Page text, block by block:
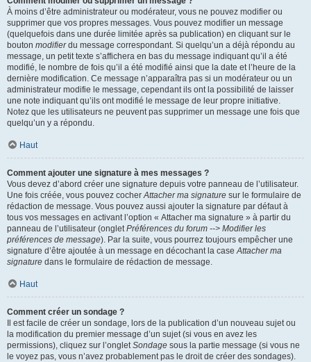
À moins d’être administrateur ou modérateur, vous ne pouvez modifier ou
supprimer que vos propres messages. Vous pouvez modifier un message
(quelquefois dans une durée limitée après sa publication) en cliquant sur le
bouton modifierdu message correspondant. Si quelqu’un a déjà répondu au
message, un petit texte s’affichera en bas du message indiquant qu’il a été
modifié, le nombre de fois qu’il a été modifié ainsi que la date et l’heure de la
dernière modification. Ce message n’apparaîtra pas si un modérateur ou un
administrateur modifie le message, cependant ils ont la possibilité de laisser
une note indiquant qu’ils ont modifié le message de leur propre initiative.
Notez que les utilisateurs ne peuvent pas supprimer un message une fois que
quelqu’un y a répondu.
Haut
Comment ajouter une signature à mes messages ?
Vous devez d’abord créer une signature depuis votre panneau de l’utilisateur.
Une fois créée, vous pouvez cocherAttacher ma signature sur le formulaire de
rédaction de message. Vous pouvez aussi ajouter la signature par défaut à
tous vos messages en activant l’option « Attacher ma signature » à partir du
panneau de l’utilisateur (ongletPréférences du forum --> Modifier les
préférences de message). Par la suite, vous pourrez toujours empêcher une
signature d’être ajoutée à un message en décochant la caseAttacher ma
signature dans le formulaire de rédaction de message.
Haut
Comment créer un sondage ?
Il est facile de créer un sondage, lors de la publication d’un nouveau sujet ou
la modification du premier message d’un sujet (si vous en avez les
permissions), cliquez sur l’ongletSondage sous la partie message (si vous ne
le voyez pas, vous n’avez probablement pas le droit de créer des sondages).